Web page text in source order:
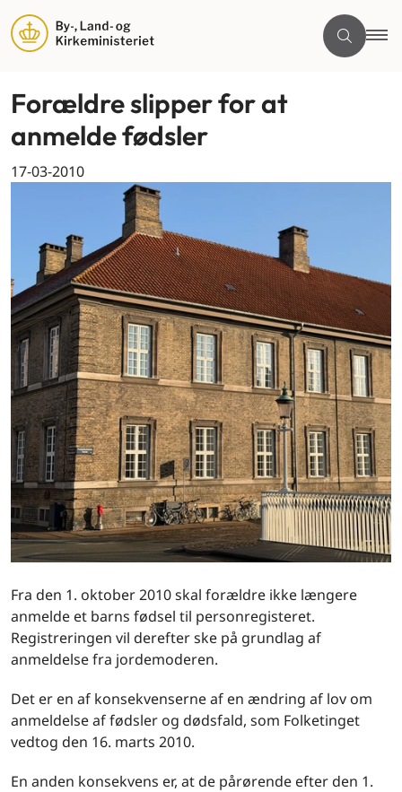
Forældre slipper for at
anmelde fødsler
17-03-2010
Fra den 1. oktober 2010 skal forældre ikke længere
anmelde et barns fødsel til personregisteret.
Registreringen vil derefter ske på grundlag af
anmeldelse fra jordemoderen.
Det er en af konsekvenserne af en ændring af lov om
anmeldelse af fødsler og dødsfald, som Folketinget
vedtog den 16. marts 2010.
En anden konsekvens er, at de pårørende efter den 1.